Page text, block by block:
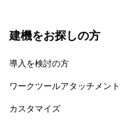
建機をお探しの方
導入を検討の方
ワークツールアタッチメント
カスタマイズ